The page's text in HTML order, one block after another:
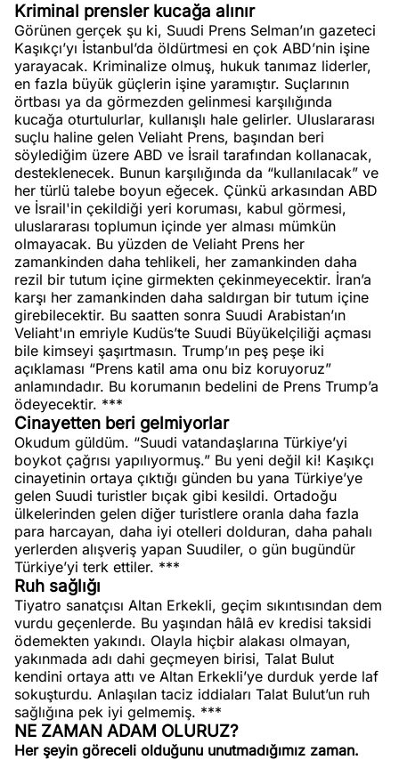
Kriminal prensler kucağa alınır
Görünen gerçek şu ki, Suudi Prens Selman’ın gazeteci
Kaşıkçı’yı İstanbul’da öldürtmesi en çok ABD’nin işine
yarayacak. Kriminalize olmuş, hukuk tanımaz liderler,
en fazla büyük güçlerin işine yaramıştır. Suçlarının
örtbası ya da görmezden gelinmesi karşılığında
kucağa oturtulurlar, kullanışlı hale gelirler. Uluslararası
suçlu haline gelen Veliaht Prens, başından beri
söylediğim üzere ABD ve İsrail tarafından kollanacak,
desteklenecek. Bunun karşılığında da “kullanılacak” ve
her türlü talebe boyun eğecek. Çünkü arkasından ABD
ve İsrail'in çekildiği yeri koruması, kabul görmesi,
uluslararası toplumun içinde yer alması mümkün
olmayacak. Bu yüzden de Veliaht Prens her
zamankinden daha tehlikeli, her zamankinden daha
rezil bir tutum içine girmekten çekinmeyecektir. İran’a
karşı her zamankinden daha saldırgan bir tutum içine
girebilecektir. Bu saatten sonra Suudi Arabistan’ın
Veliaht'ın emriyle Kudüs’te Suudi Büyükelçiliği açması
bile kimseyi şaşırtmasın. Trump’ın peş peşe iki
açıklaması “Prens katil ama onu biz koruyoruz”
anlamındadır. Bu korumanın bedelini de Prens Trump’a
ödeyecektir. ***
Cinayetten beri gelmiyorlar
Okudum güldüm. “Suudi vatandaşlarına Türkiye’yi
boykot çağrısı yapılıyormuş.” Bu yeni değil ki! Kaşıkçı
cinayetinin ortaya çıktığı günden bu yana Türkiye’ye
gelen Suudi turistler bıçak gibi kesildi. Ortadoğu
ülkelerinden gelen diğer turistlere oranla daha fazla
para harcayan, daha iyi otelleri dolduran, daha pahalı
yerlerden alışveriş yapan Suudiler, o gün bugündür
Türkiye’yi terk ettiler. ***
Ruh sağlığı
Tiyatro sanatçısı Altan Erkekli, geçim sıkıntısından dem
vurdu geçenlerde. Bu yaşından hâlâ ev kredisi taksidi
ödemekten yakındı. Olayla hiçbir alakası olmayan,
yakınmada adı dahi geçmeyen birisi, Talat Bulut
kendini ortaya attı ve Altan Erkekli’ye durduk yerde laf
sokuşturdu. Anlaşılan taciz iddiaları Talat Bulut’un ruh
sağlığına pek iyi gelmemiş. ***
NE ZAMAN ADAM OLURUZ?
Her şeyin göreceli olduğunu unutmadığımız zaman.